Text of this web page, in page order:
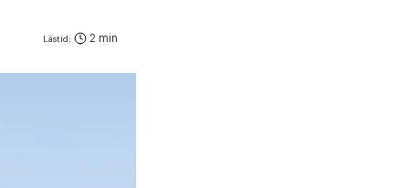
Lästid: 2 min